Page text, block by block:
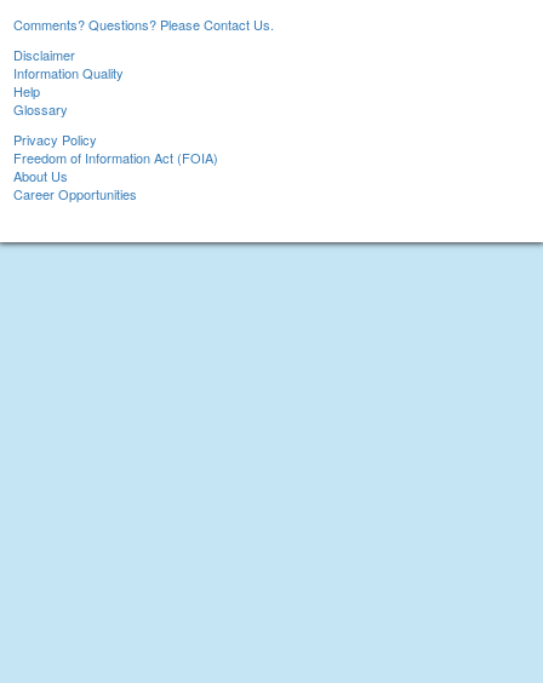
Comments? Questions? Please Contact Us.
Disclaimer
Information Quality
Help
Glossary
Privacy Policy
Freedom of Information Act (FOIA)
About Us
Career Opportunities